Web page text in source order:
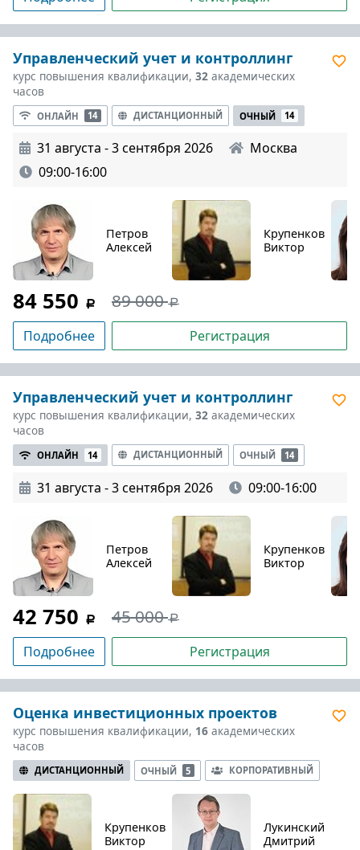
Управленческий учет и контроллинг
курс повышения квалификации, 32 академических
часов
ОНЛАЙН 14 ДИСТАНЦИОННЫЙ ОЧНЫЙ 14
31 августа - 3 сентября 2026
Москва
09:00-16:00
Петров
Алексей
Крупенков
Виктор
84 550 89 000
Подробнее Регистрация
Управленческий учет и контроллинг
курс повышения квалификации, 32 академических
часов
ОНЛАЙН 14 ДИСТАНЦИОННЫЙ ОЧНЫЙ 14
31 августа - 3 сентября 2026 09:00-16:00
Петров
Алексей
Крупенков
Виктор
42 750 45 000
Подробнее Регистрация
Оценка инвестиционных проектов
курс повышения квалификации, 16 академических
часов
ДИСТАНЦИОННЫЙ ОЧНЫЙ 5 КОРПОРАТИВНЫЙ
Крупенков
Виктор
Лукинский
Дмитрий